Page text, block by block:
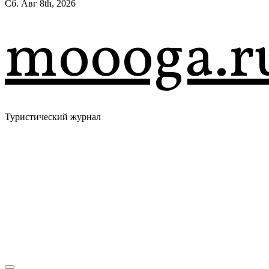
Сб. Авг 8th, 2026
Туристический журнал